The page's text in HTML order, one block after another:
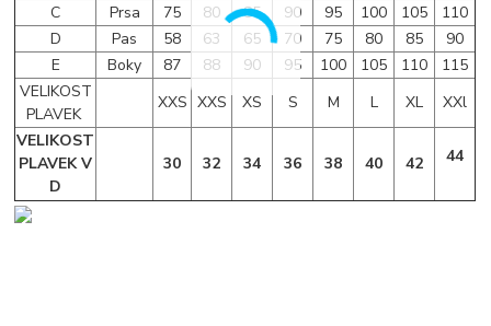
C
Prsa 75 80 85 90 95 100 105
110
D
Pas 58 63 65 70 75 80 85
90
E
Boky 87 88 90 95 100 105 110
115
VELIKOST
PLAVEK
XXS XXS XS S M L XL
XXl
VELIKOST
PLAVEK V
D
30 32 34 36 38 40 42 44